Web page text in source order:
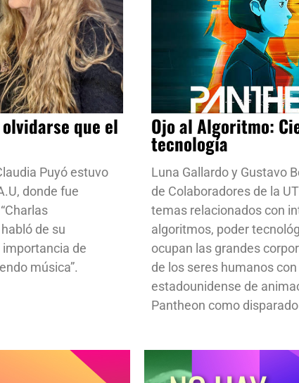
que el
Puyó estuvo
donde fue
de su
de
música”.
Ojo al Algoritmo:
tecnología
Luna Gallardo y Gustavo
de Colaboradores de la
temas relacionados con
algoritmos, poder
ocupan las grandes
de los seres humanos
estadounidense de
Pantheon como